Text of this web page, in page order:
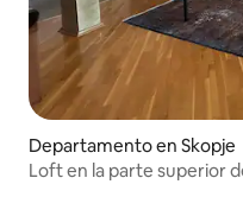
Departamento en Skopje
Loft en la parte superior